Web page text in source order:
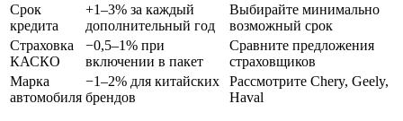
Срок
кредита
+1–3% за каждый
дополнительный год
Выбирайте минимально
возможный срок
Страховка
КАСКО
−0,5–1% при
включении в пакет
Сравните предложения
страховщиков
Марка
автомобиля
−1–2% для китайских
брендов
Рассмотрите Chery, Geely,
Haval